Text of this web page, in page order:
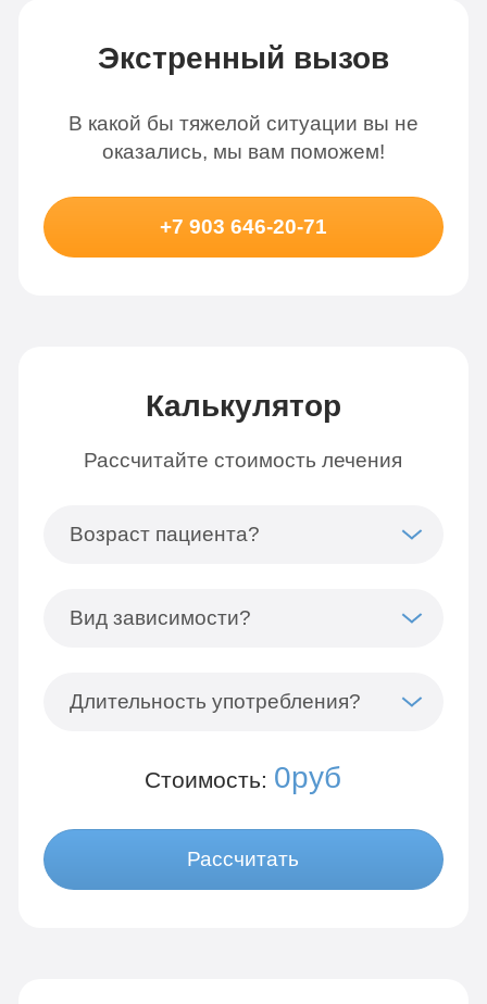
Экстренный вызов
В какой бы тяжелой ситуации вы не
оказались, мы вам поможем!
+7 903 646-20-71
Калькулятор
Рассчитайте стоимость лечения
Возраст пациента?
Вид зависимости?
Длительность употребления?
Стоимость: 0руб
Рассчитать